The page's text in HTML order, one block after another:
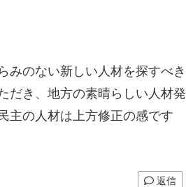
みのない新しい人材を探すべき
だき、地方の素晴らしい人材発
主の人材は上方修正の感です
返信